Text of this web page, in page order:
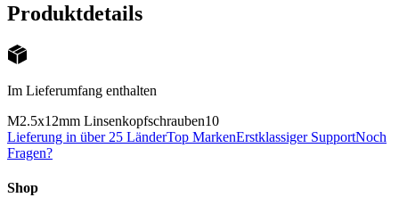
Produktdetails
Im Lieferumfang enthalten
M2.5x12mm Linsenkopfschrauben10
Lieferung in über 25 LänderTop MarkenErstklassiger SupportNoch
Fragen?
Shop